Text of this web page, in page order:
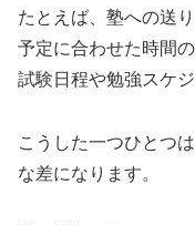
たとえば、塾への送り
予定に合わせた時間の
試験日程や勉強スケ
こうした一つひとつ
な差になります。